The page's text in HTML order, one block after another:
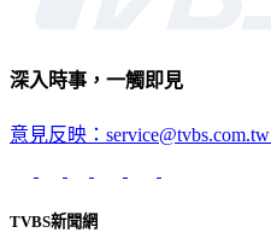
深入時事，一觸即見
意見反映：service@tvbs.com.tw
TVBS新聞網